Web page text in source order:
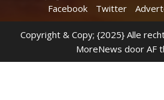
Facebook
Twitter
Copyright & Copy; {2025} Alle
MoreNews door AF